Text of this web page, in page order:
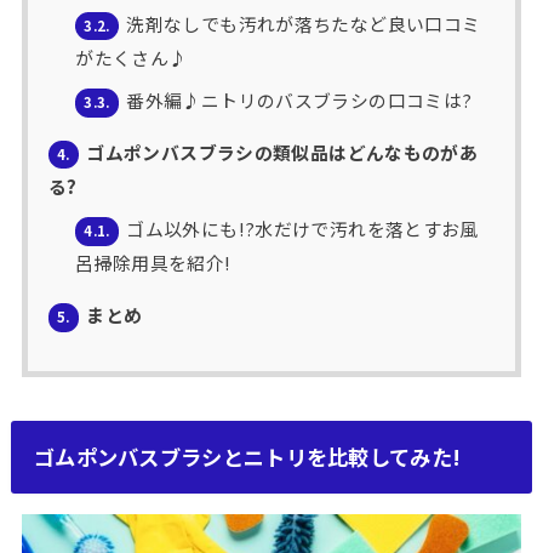
3.2.
洗剤なしでも汚れが落ちたなど良い口コミ
がたくさん♪
3.3. 番外編♪ニトリのバスブラシの口コミは?
4.
ゴムポンバスブラシの類似品はどんなものがあ
る?
4.1.
ゴム以外にも!?水だけで汚れを落とすお風
呂掃除用具を紹介!
5. まとめ
ゴムポンバスブラシとニトリを比較してみた!